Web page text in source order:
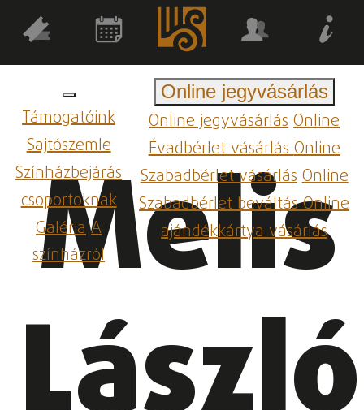
Támogatóink
Sajtószemle
Színházbejárás
csoportoknak
GalériaA
színházról
Online jegyvásárlás
Online jegyvásárlásOnline
Évadbérlet vásárlásOnline
Szabadbérlet vásárlásOnline
Szabadbérlet beváltásOnline
ajándékkártya vásárlás
Melis